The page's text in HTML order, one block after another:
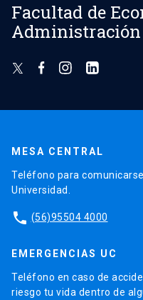
Facultad de
Administración
MESA CENTRAL
Teléfono para
Universidad.
phone (56)95504 4000
EMERGENCIAS UC
Teléfono en caso de
riesgo tu vida dentro de